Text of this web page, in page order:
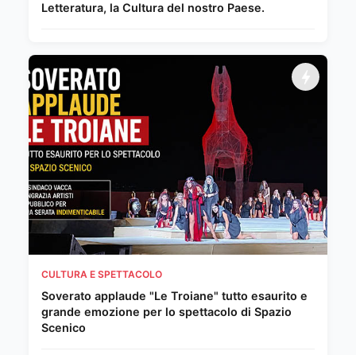
Letteratura, la Cultura del nostro Paese.
CULTURA E SPETTACOLO
Soverato applaude "Le Troiane" tutto esaurito e
grande emozione per lo spettacolo di Spazio
Scenico